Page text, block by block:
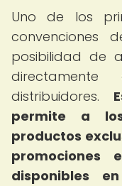
Uno de los
convenciones
posibilidad de
distribuidores.
permite a
productos
promociones
disponibles